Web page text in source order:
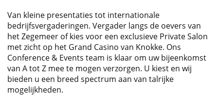
Van kleine presentaties tot internationale
bedrijfsvergaderingen. Vergader langs de oevers van
het Zegemeer of kies voor een exclusieve Private Salon
met zicht op het Grand Casino van Knokke. Ons
Conference & Events team is klaar om uw bijeenkomst
van A tot Z mee te mogen verzorgen. U kiest en wij
bieden u een breed spectrum aan van talrijke
mogelijkheden.